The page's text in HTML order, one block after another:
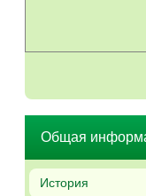
Общая
История